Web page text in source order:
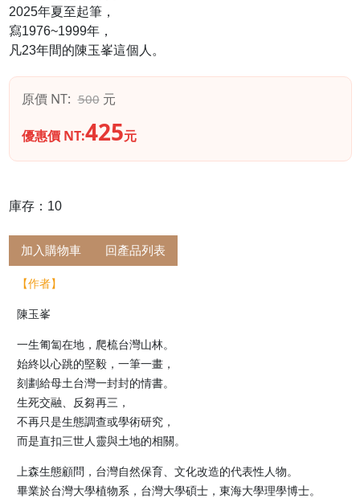
2025年夏至起筆，
寫1976~1999年，
凡23年間的陳玉峯這個人。
原價 NT: 500元
優惠價 NT:425元
庫存：10
加入購物車 回產品列表
【作者】
陳玉峯
一生匍匐在地，爬梳台灣山林。
始終以心跳的堅毅，一筆一畫，
刻劃給母土台灣一封封的情書。
生死交融、反芻再三，
不再只是生態調查或學術研究，
而是直扣三世人靈與土地的相關。
上森生態顧問，台灣自然保育、文化改造的代表性人物。
畢業於台灣大學植物系，台灣大學碩士，東海大學理學博士。